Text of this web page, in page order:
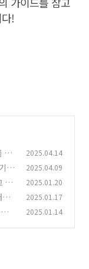
!
수
2025.04.14
부
2025.04.09
실
2025.01.20
수
2025.01.17
2025.01.14